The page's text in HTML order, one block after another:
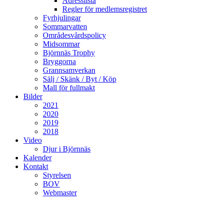
Regler för medlemsregistret
Fyrhjulingar
Sommarvatten
Områdesvårdspolicy
Midsommar
Björnnäs Trophy
Bryggorna
Grannsamverkan
Sälj / Skänk / Byt / Köp
Mall för fullmakt
Bilder
2021
2020
2019
2018
Video
Djur i Björnnäs
Kalender
Kontakt
Styrelsen
BOV
Webmaster